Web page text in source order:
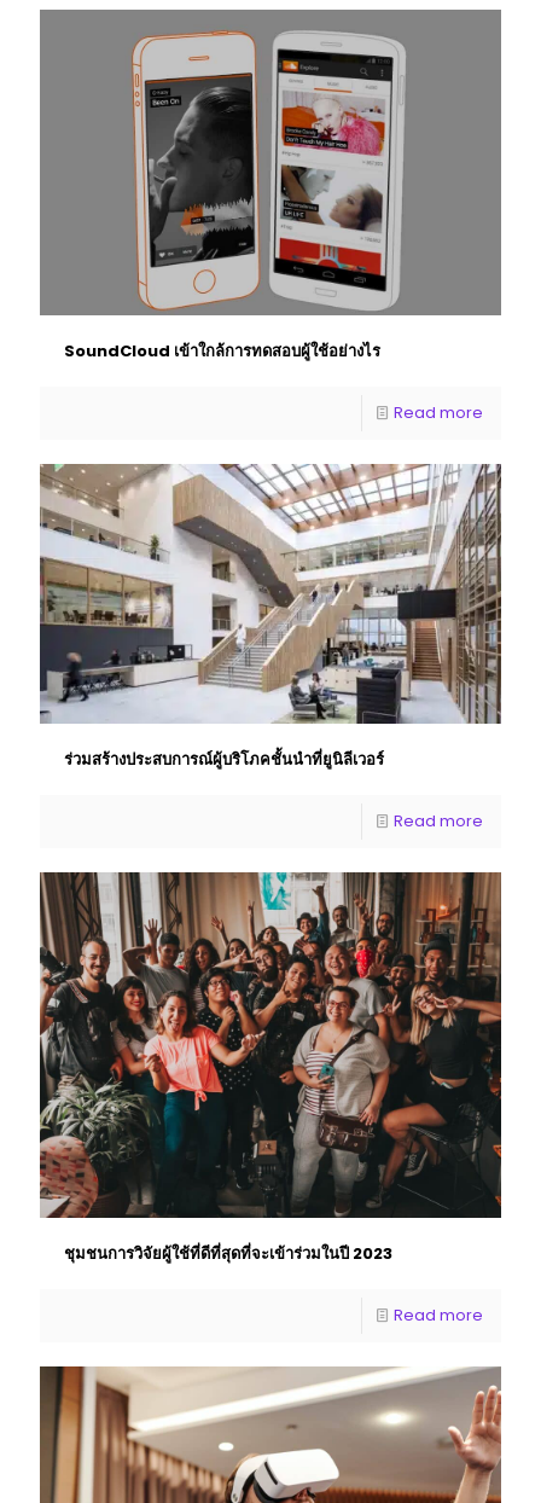
SoundCloud เข้าใกล้การทดสอบผู้ใช้อย่างไร
Read more
ร่วมสร้างประสบการณ์ผู้บริโภคชั้นนําที่ยูนิลีเวอร์
Read more
ชุมชนการวิจัยผู้ใช้ที่ดีที่สุดที่จะเข้าร่วมในปี 2023
Read more